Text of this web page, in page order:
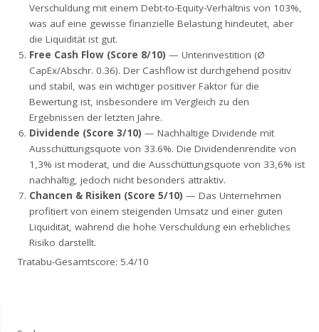
Verschuldung mit einem Debt-to-Equity-Verhältnis von 103%,
was auf eine gewisse finanzielle Belastung hindeutet, aber
die Liquidität ist gut.
Free Cash Flow (Score 8/10) — Unterinvestition (Ø
CapEx/Abschr. 0.36). Der Cashflow ist durchgehend positiv
und stabil, was ein wichtiger positiver Faktor für die
Bewertung ist, insbesondere im Vergleich zu den
Ergebnissen der letzten Jahre.
Dividende (Score 3/10) — Nachhaltige Dividende mit
Ausschüttungsquote von 33.6%. Die Dividendenrendite von
1,3% ist moderat, und die Ausschüttungsquote von 33,6% ist
nachhaltig, jedoch nicht besonders attraktiv.
Chancen & Risiken (Score 5/10) — Das Unternehmen
profitiert von einem steigenden Umsatz und einer guten
Liquidität, während die hohe Verschuldung ein erhebliches
Risiko darstellt.
Tratabu-Gesamtscore: 5.4/10